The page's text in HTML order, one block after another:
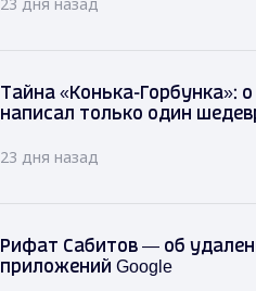
Тайна «Конька-Горбунка»:
написал только один
23 дня назад
Рифат Сабитов — об
приложений Google